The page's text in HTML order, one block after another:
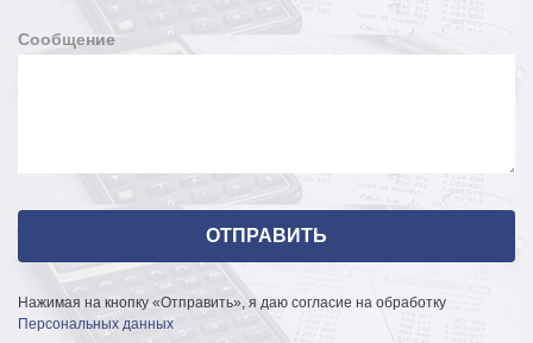
Сообщение
Нажимая на кнопку «Отправить», я даю согласие на обработку
Персональных данных